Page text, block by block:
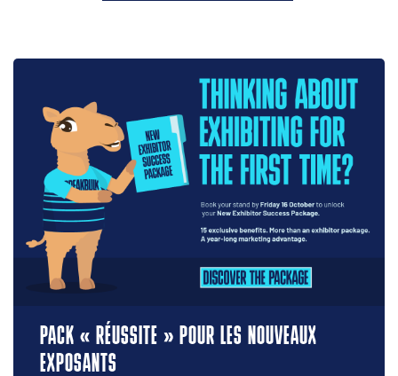
PACK « RÉUSSITE » POUR LES NOUVEAUX
EXPOSANTS